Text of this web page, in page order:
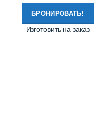
БРОНИРОВАТЬ!
Изготовить на заказ